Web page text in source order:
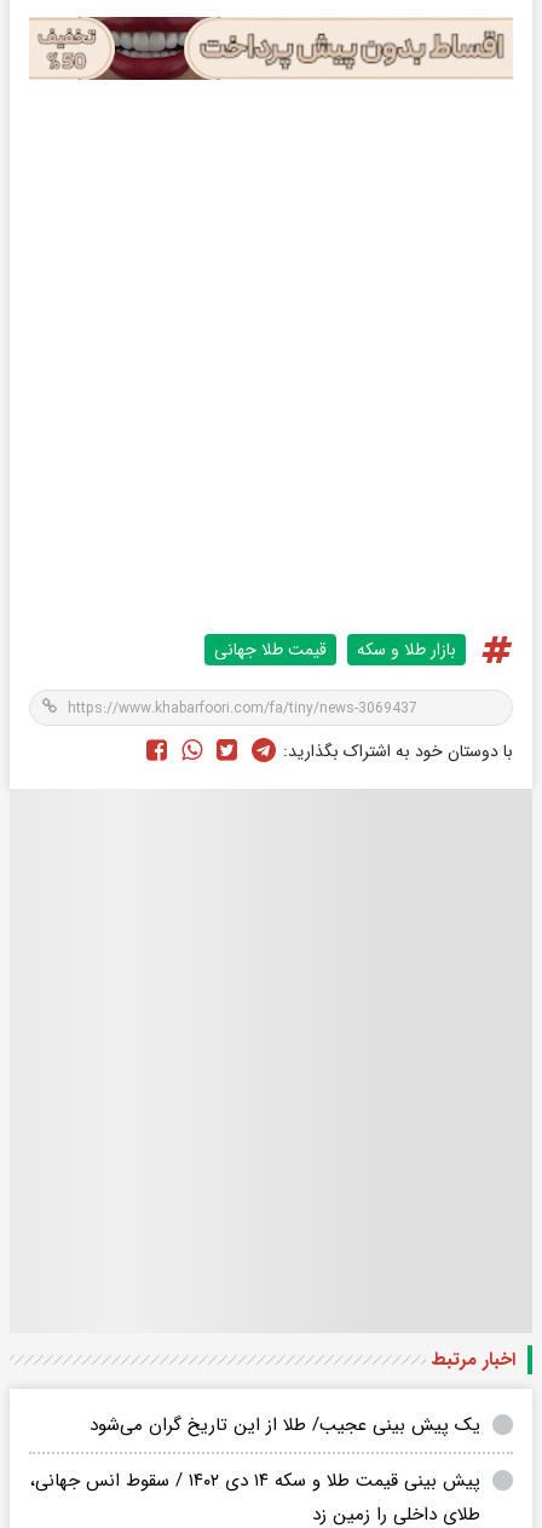
بازار طلا و سکه قیمت طلا جهانی
با دوستان خود به اشتراک بگذارید:
اخبار مرتبط
یک پیش بینی عجیب/ طلا از این تاریخ گران می‌شود
پیش بینی قیمت طلا و سکه ۱۴ دی ۱۴۰۲ / سقوط انس جهانی،‌
طلای داخلی را زمین زد